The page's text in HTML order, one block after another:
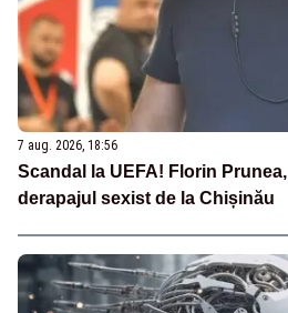
7 aug. 2026, 18:56
Scandal la UEFA! Florin
derapajul sexist de la Chișinău